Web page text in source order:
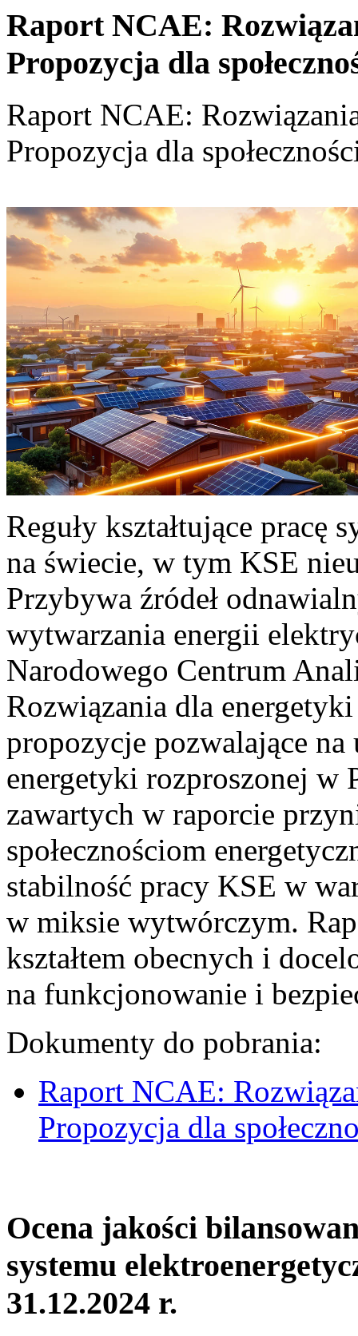
Raport NCAE:
Propozycja dla
Raport NCAE:
Propozycja dla
Reguły kształtujące pracę
na świecie, w tym KSE
Przybywa źródeł
wytwarzania energii
Narodowego Centrum
Rozwiązania dla
propozycje pozwalające
energetyki rozproszonej w
zawartych w raporcie
społecznościom
stabilność pracy KSE w
w miksie wytwórczym.
kształtem obecnych i
na funkcjonowanie i
Dokumenty do pobrania:
Raport NCAE:
Propozycja dla
Ocena jakości
systemu
31.12.2024 r.